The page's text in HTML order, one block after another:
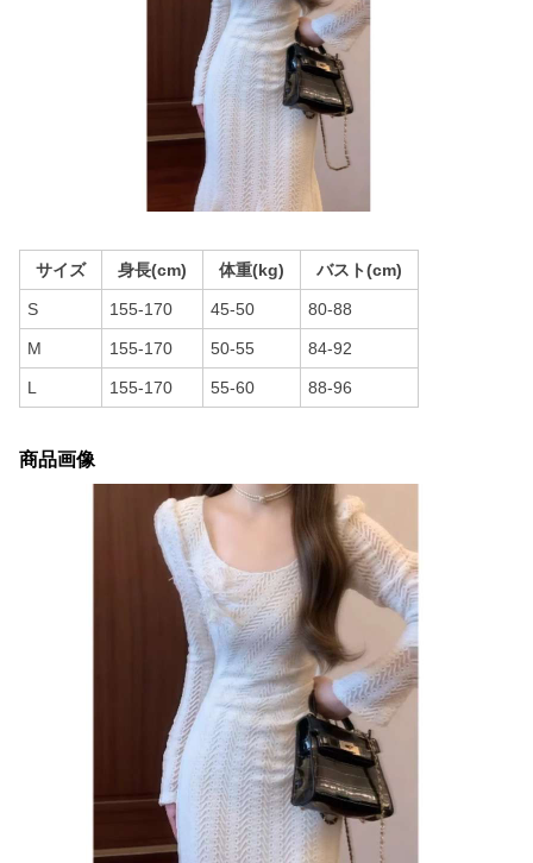
サイズ 身長(cm) 体重(kg) バスト(cm)
S 155-170 45-50 80-88
M 155-170 50-55 84-92
L 155-170 55-60 88-96
商品画像